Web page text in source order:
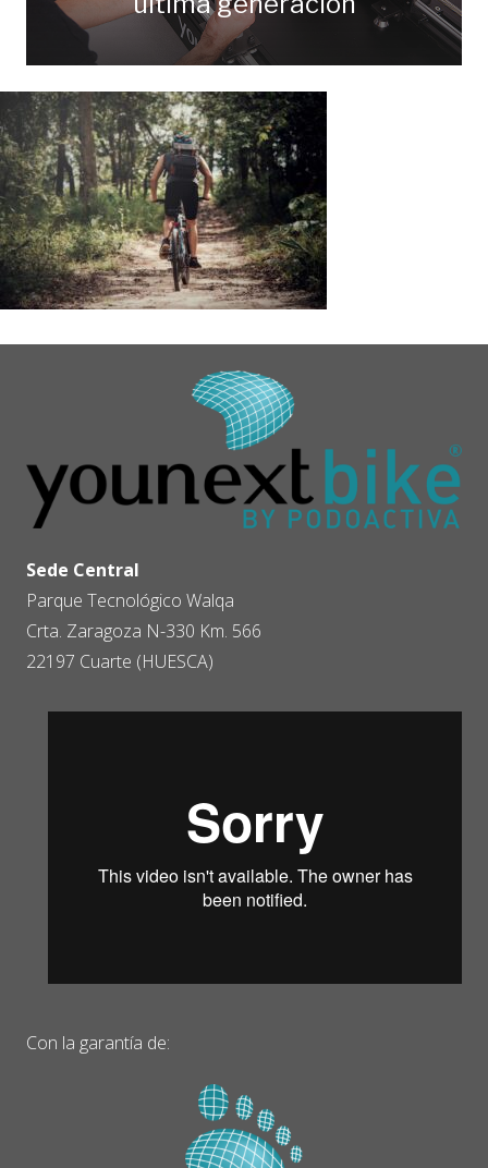
Sede Central
Parque Tecnológico Walqa
Crta. Zaragoza N-330 Km. 566
22197 Cuarte (HUESCA)
Con la garantía de: